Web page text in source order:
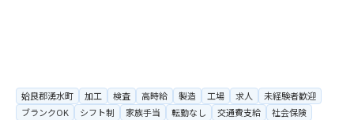
姶良郡湧水町 加工 検査 高時給 製造 工場 求人
未経験者歓迎
ブランクOK
シフト制 家族手当 転勤なし 交通費支給
社会保険